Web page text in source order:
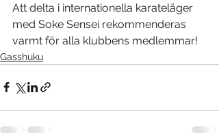
Att delta i internationella karateläger
med Soke Sensei rekommenderas
varmt för alla klubbens medlemmar!
Gasshuku